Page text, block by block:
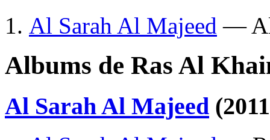
Al Sarah Al Majeed — Al
Albums de Ras Al
Al Sarah Al Majeed